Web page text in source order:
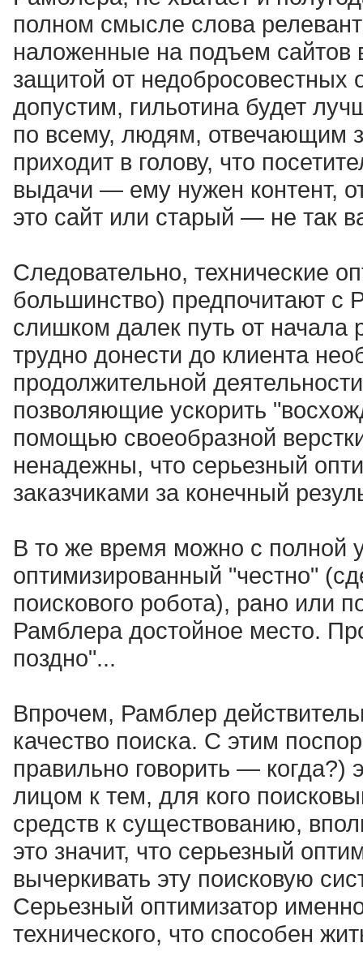
полном смысле слова
наложенные на подъем сайтов
защитой от недобросовестных
допустим, гильотина будет
по всему, людям, отвечающим
приходит в голову, что
выдачи — ему нужен контент,
это сайт или старый — не так
Следовательно, технические
большинство) предпочитают
слишком далек путь от начала
трудно донести до клиента
продолжительной
позволяющие ускорить
помощью своеобразной
ненадежны, что серьезный
заказчиками за конечный
В то же время можно с полной
оптимизированный "честно"
поискового робота), рано или
Рамблера достойное место.
поздно"...
Впрочем, Рамблер
качество поиска. С этим
правильно говорить — когда?)
лицом к тем, для кого
средств к существованию,
это значит, что серьезный
вычеркивать эту поисковую
Серьезный оптимизатор
технического, что способен